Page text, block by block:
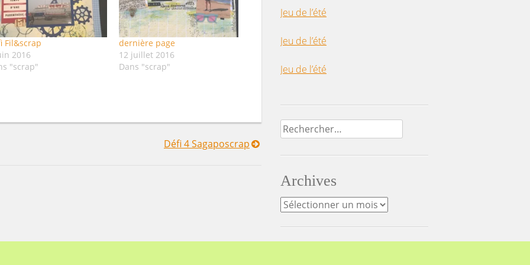
Fil&scrap
2016
"scrap"
dernière page
12 juillet 2016
Dans "scrap"
Défi 4 Sagaposcrap
Jeu de l’été
Jeu de l’été
Jeu de l’été
Rechercher :
Archives
Archives